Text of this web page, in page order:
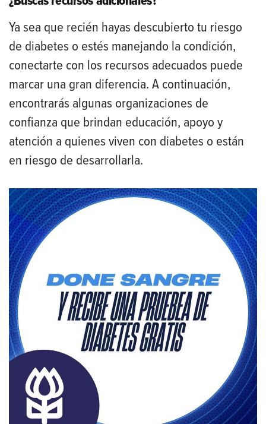
Ya sea que recién hayas descubierto tu riesgo
de diabetes o estés manejando la condición,
conectarte con los recursos adecuados puede
marcar una gran diferencia. A continuación,
encontrarás algunas organizaciones de
confianza que brindan educación, apoyo y
atención a quienes viven con diabetes o están
en riesgo de desarrollarla.